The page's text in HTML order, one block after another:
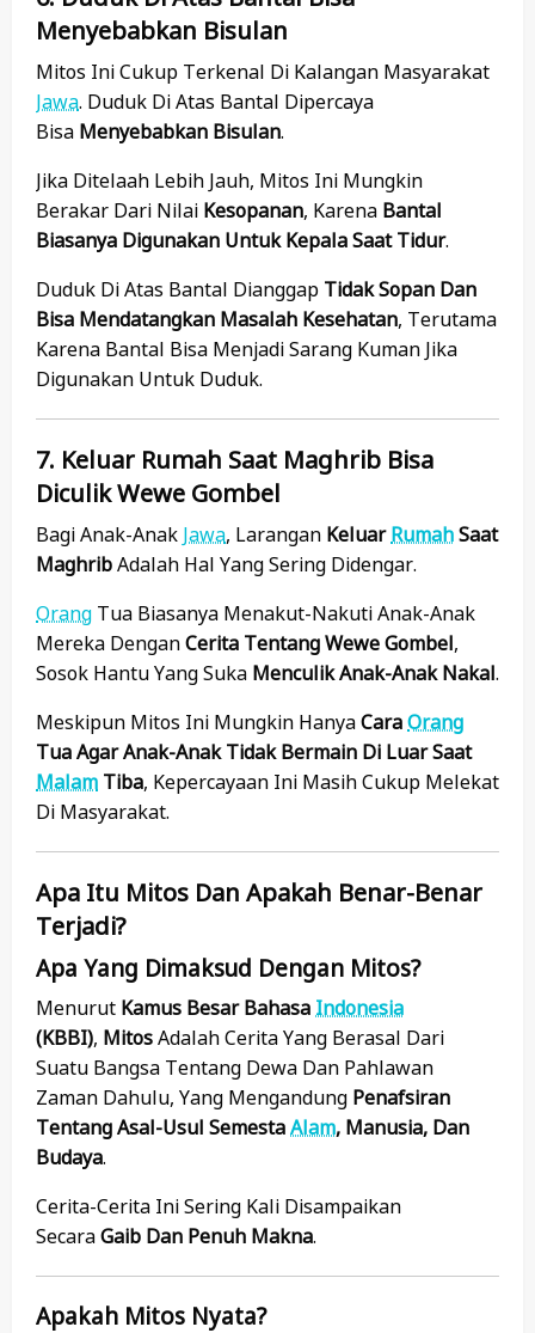
Menyebabkan Bisulan
Mitos Ini Cukup Terkenal Di Kalangan Masyarakat
Jawa. Duduk Di Atas Bantal Dipercaya
Bisa Menyebabkan Bisulan.
Jika Ditelaah Lebih Jauh, Mitos Ini Mungkin
Berakar Dari Nilai Kesopanan, Karena Bantal
Biasanya Digunakan Untuk Kepala Saat Tidur.
Duduk Di Atas Bantal Dianggap Tidak Sopan Dan
Bisa Mendatangkan Masalah Kesehatan, Terutama
Karena Bantal Bisa Menjadi Sarang Kuman Jika
Digunakan Untuk Duduk.
7. Keluar Rumah Saat Maghrib Bisa
Diculik Wewe Gombel
Bagi Anak-Anak Jawa, Larangan KeluarRumahSaat
MaghribAdalah Hal Yang Sering Didengar.
Orang Tua Biasanya Menakut-Nakuti Anak-Anak
Mereka DenganCerita Tentang Wewe Gombel,
Sosok Hantu Yang Suka Menculik Anak-Anak Nakal.
Meskipun Mitos Ini Mungkin HanyaCaraOrang
Tua Agar Anak-Anak Tidak Bermain Di Luar Saat
Malam Tiba, Kepercayaan Ini Masih Cukup Melekat
Di Masyarakat.
Apa Itu Mitos Dan Apakah Benar-Benar
Terjadi?
Apa Yang Dimaksud Dengan Mitos?
Menurut Kamus Besar Bahasa Indonesia
(KBBI), MitosAdalah Cerita Yang Berasal Dari
Suatu Bangsa Tentang Dewa Dan Pahlawan
Zaman Dahulu, Yang Mengandung Penafsiran
Tentang Asal-Usul SemestaAlam, Manusia, Dan
Budaya.
Cerita-Cerita Ini Sering Kali Disampaikan
SecaraGaib Dan Penuh Makna.
Apakah Mitos Nyata?